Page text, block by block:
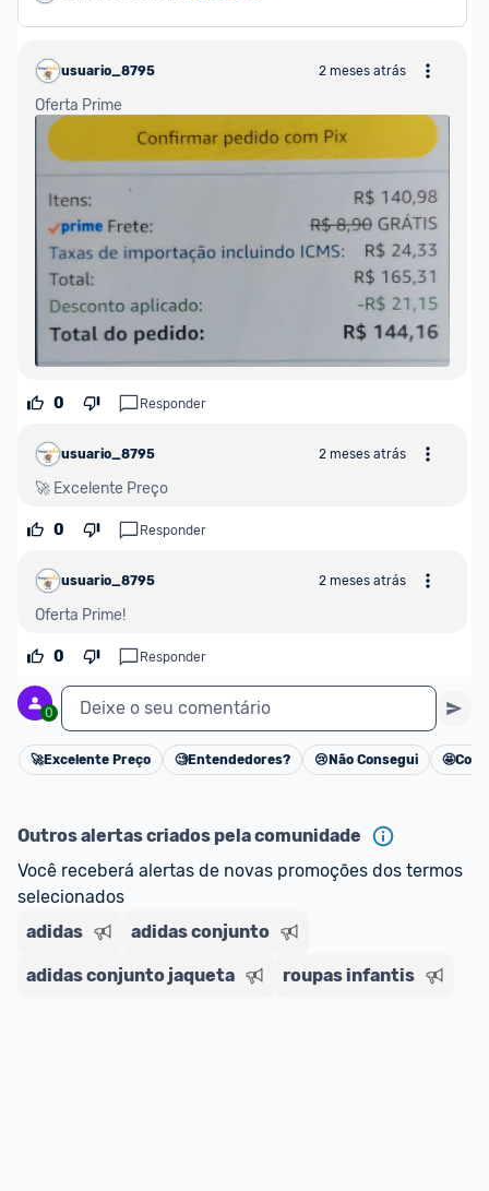
usuario_8795 2 meses atrás
Oferta Prime
0 Responder
usuario_8795 2 meses atrás
🚀 Excelente Preço
0 Responder
usuario_8795 2 meses atrás
Oferta Prime!
0 Responder
0 Deixe o seu comentário
Cancelar
🚀Excelente Preço 🧐Entendedores? 😢Não Consegui 🤩
Outros alertas criados pela comunidade
Você receberá alertas de novas promoções dos termos
selecionados
adidas
adidas conjunto
adidas conjunto jaqueta roupas infantis